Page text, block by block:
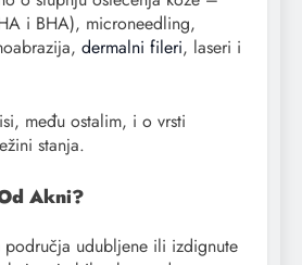
i BHA), microneedling,
dermalni fileri, laseri i
među ostalim, i o vrsti
stanja.
Akni?
udubljene ili izdignute